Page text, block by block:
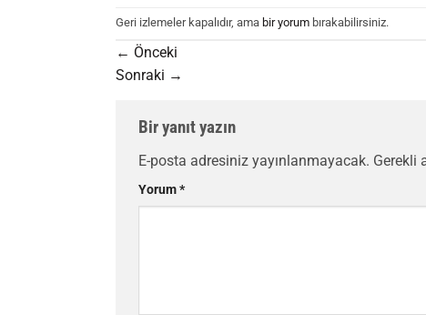
Geri izlemeler kapalıdır, ama bir yorum bırakabilirsiniz.
← Önceki
Sonraki →
Bir yanıt yazın
E-posta adresiniz yayınlanmayacak. Gerekli
Yorum*